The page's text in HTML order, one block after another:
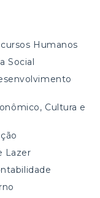
Humanos
Social
Cultura e
Lazer